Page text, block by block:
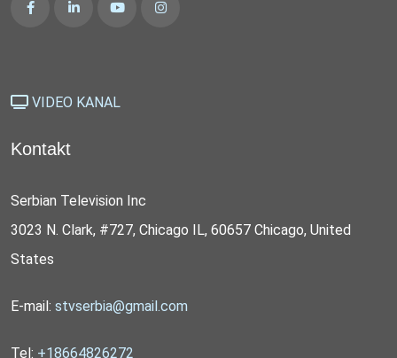
VIDEO KANAL
Kontakt
Serbian Television Inc
3023 N. Clark, #727, Chicago IL, 60657 Chicago, United
States
E-mail: stvserbia@gmail.com
Tel: +18664826272